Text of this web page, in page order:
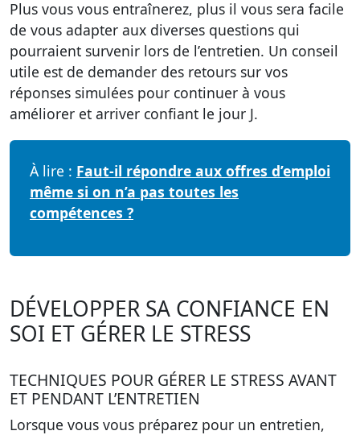
Plus vous vous entraînerez, plus il vous sera facile
de vous adapter aux diverses questions qui
pourraient survenir lors de l’entretien. Un conseil
utile est de demander des retours sur vos
réponses simulées pour continuer à vous
améliorer et arriver confiant le jour J.
À lire : Faut-il répondre aux offres d’emploi
même si on n’a pas toutes les
compétences ?
DÉVELOPPER SA CONFIANCE EN
SOI ET GÉRER LE STRESS
TECHNIQUES POUR GÉRER LE STRESS AVANT
ET PENDANT L’ENTRETIEN
Lorsque vous vous préparez pour un entretien,